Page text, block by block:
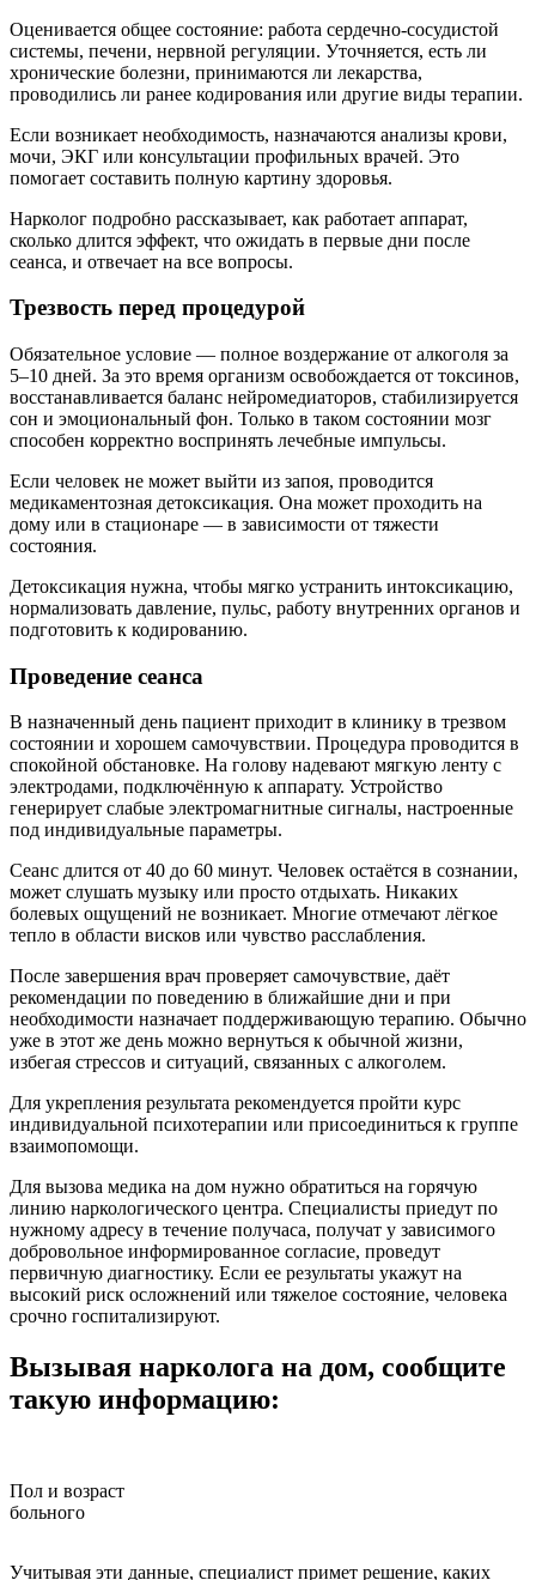
Оценивается общее состояние: работа сердечно-сосудистой
системы, печени, нервной регуляции. Уточняется, есть ли
хронические болезни, принимаются ли лекарства,
проводились ли ранее кодирования или другие виды терапии.
Если возникает необходимость, назначаются анализы крови,
мочи, ЭКГ или консультации профильных врачей. Это
помогает составить полную картину здоровья.
Нарколог подробно рассказывает, как работает аппарат,
сколько длится эффект, что ожидать в первые дни после
сеанса, и отвечает на все вопросы.
Трезвость перед процедурой
Обязательное условие — полное воздержание от алкоголя за
5–10 дней. За это время организм освобождается от токсинов,
восстанавливается баланс нейромедиаторов, стабилизируется
сон и эмоциональный фон. Только в таком состоянии мозг
способен корректно воспринять лечебные импульсы.
Если человек не может выйти из запоя, проводится
медикаментозная детоксикация. Она может проходить на
дому или в стационаре — в зависимости от тяжести
состояния.
Детоксикация нужна, чтобы мягко устранить интоксикацию,
нормализовать давление, пульс, работу внутренних органов и
подготовить к кодированию.
Проведение сеанса
В назначенный день пациент приходит в клинику в трезвом
состоянии и хорошем самочувствии. Процедура проводится в
спокойной обстановке. На голову надевают мягкую ленту с
электродами, подключённую к аппарату. Устройство
генерирует слабые электромагнитные сигналы, настроенные
под индивидуальные параметры.
Сеанс длится от 40 до 60 минут. Человек остаётся в сознании,
может слушать музыку или просто отдыхать. Никаких
болевых ощущений не возникает. Многие отмечают лёгкое
тепло в области висков или чувство расслабления.
После завершения врач проверяет самочувствие, даёт
рекомендации по поведению в ближайшие дни и при
необходимости назначает поддерживающую терапию. Обычно
уже в этот же день можно вернуться к обычной жизни,
избегая стрессов и ситуаций, связанных с алкоголем.
Для укрепления результата рекомендуется пройти курс
индивидуальной психотерапии или присоединиться к группе
взаимопомощи.
Для вызова медика на дом нужно обратиться на горячую
линию наркологического центра. Специалисты приедут по
нужному адресу в течение получаса, получат у зависимого
добровольное информированное согласие, проведут
первичную диагностику. Если ее результаты укажут на
высокий риск осложнений или тяжелое состояние, человека
срочно госпитализируют.
Вызывая нарколога на дом, сообщите
такую информацию:
Пол и возраст
больного
Учитывая эти данные, специалист примет решение, каких